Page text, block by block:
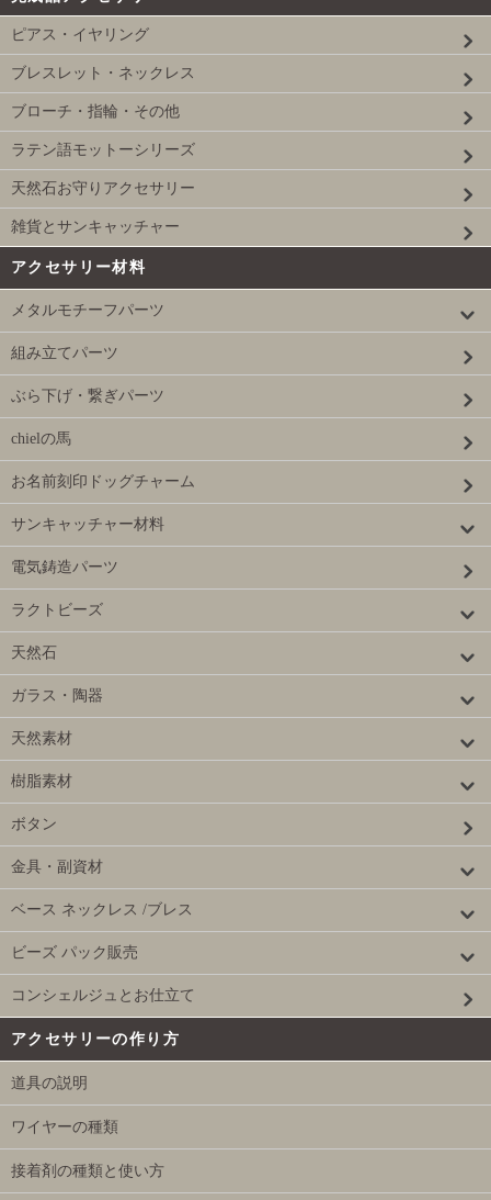
ピアス・イヤリング
ブレスレット・ネックレス
ブローチ・指輪・その他
ラテン語モットーシリーズ
天然石お守りアクセサリー
雑貨とサンキャッチャー
アクセサリー材料
メタルモチーフパーツ
組み立てパーツ
ぶら下げ・繋ぎパーツ
chielの馬
お名前刻印ドッグチャーム
サンキャッチャー材料
電気鋳造パーツ
ラクトビーズ
天然石
ガラス・陶器
天然素材
樹脂素材
ボタン
金具・副資材
ベース ネックレス /ブレス
ビーズ パック販売
コンシェルジュとお仕立て
アクセサリーの作り方
道具の説明
ワイヤーの種類
接着剤の種類と使い方